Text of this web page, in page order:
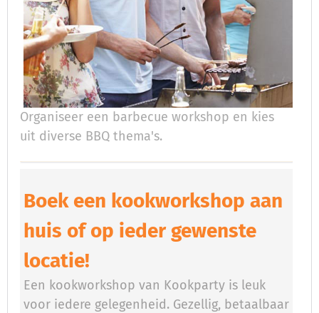
Organiseer een barbecue workshop en kies
uit diverse BBQ thema's.
Boek een kookworkshop aan
huis of op ieder gewenste
locatie!
Een kookworkshop van Kookparty is leuk
voor iedere gelegenheid. Gezellig, betaalbaar